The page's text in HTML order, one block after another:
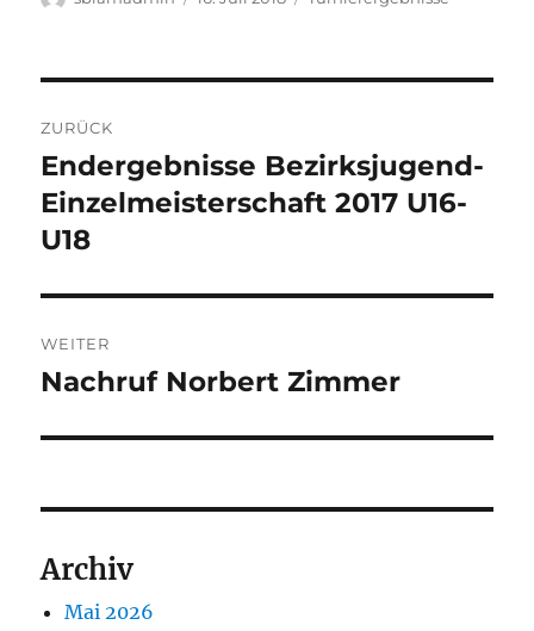
ZURÜCK
Vorheriger
Beitrag:
Endergebnisse Bezirksjugend-
Einzelmeisterschaft 2017 U16-
U18
WEITER
Nächster
Nachruf Norbert Zimmer
Archiv
Mai 2026